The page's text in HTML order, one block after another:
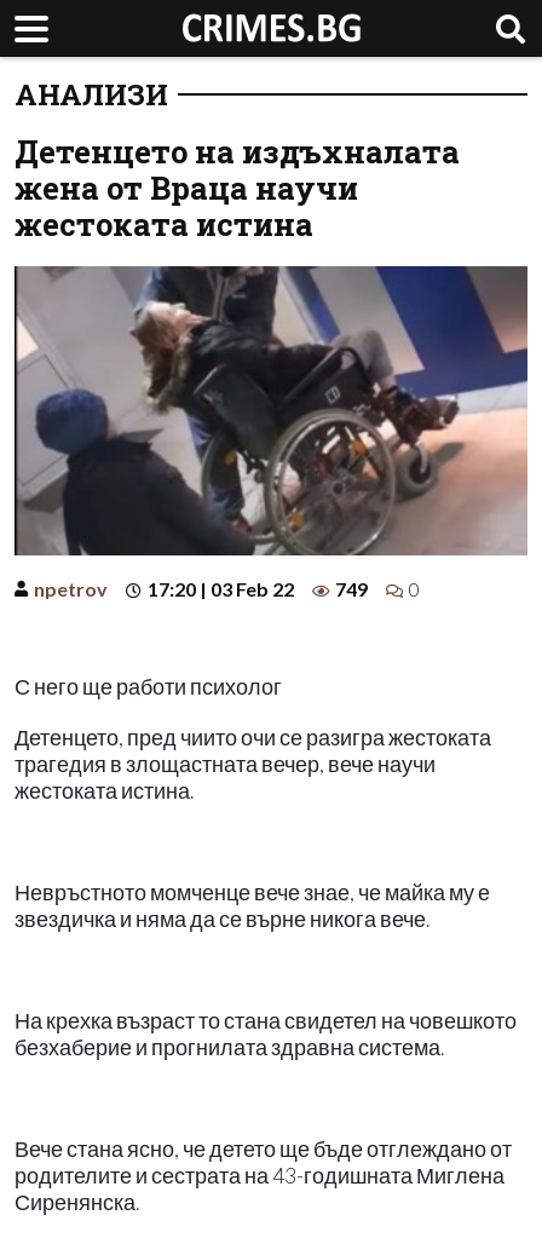
АНАЛИЗИ
Детенцето на издъхналата
жена от Враца научи
жестоката истина
npetrov 17:20 | 03 Feb 22 749 0
С него ще работи психолог
Детенцето, пред чиито очи се разигра жестоката
трагедия в злощастната вечер, вече научи
жестоката истина.
Невръстното момченце вече знае, че майка му е
звездичка и няма да се върне никога вече.
На крехка възраст то стана свидетел на човешкото
безхаберие и прогнилата здравна система.
Вече стана ясно, че детето ще бъде отглеждано от
родителите и сестрата на 43-годишната Миглена
Сиренянска.